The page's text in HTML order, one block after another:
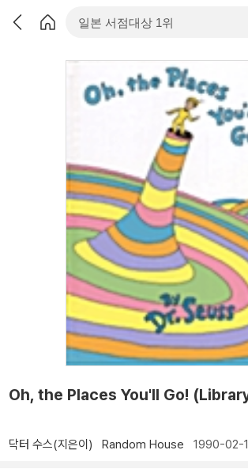
Oh, the Places You'll Go!
닥터 수스(지은이) Random House 1990-02-